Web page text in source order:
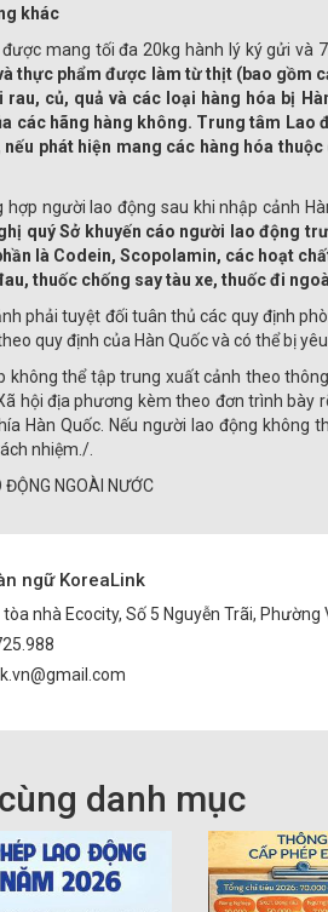
khác
mang tối đa 20kg hành lý ký gửi và
thực phẩm được làm từ thịt (bao gồm
rau, củ, quả và các loại hàng hóa bị
các hãng hàng không. Trung tâm
phát hiện mang các hàng hóa
người lao động sau khi nhập cảnh
quý Sở khuyến cáo người lao động
là Codein, Scopolamin, các hoạt
thuốc chống say tàu xe, thuốc đi
phải tuyệt đối tuân thủ các quy định
quy định của Hàn Quốc và có thể bị
không thể tập trung xuất cảnh theo
hội địa phương kèm theo đơn trình bày
Hàn Quốc. Nếu người lao động không
nhiệm./.
NGOÀI NƯỚC
ngữ KoreaLink
nhà Ecocity, Số 5 Nguyễn Trãi, Phường
danh mục